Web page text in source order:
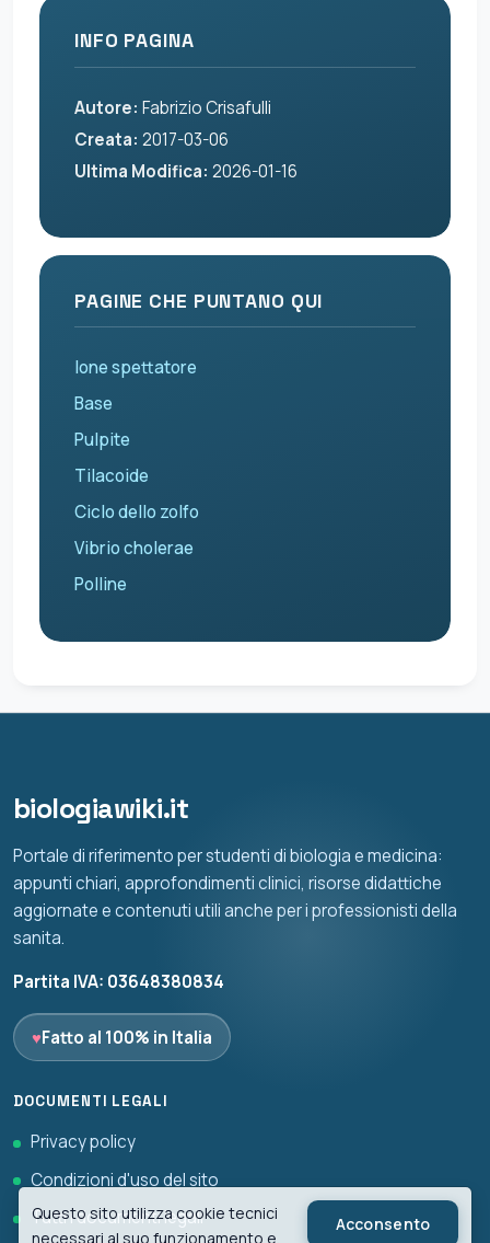
INFO PAGINA
Autore: Fabrizio Crisafulli
Creata: 2017-03-06
Ultima Modifica: 2026-01-16
PAGINE CHE PUNTANO QUI
Ione spettatore
Base
Pulpite
Tilacoide
Ciclo dello zolfo
Vibrio cholerae
Polline
biologiawiki.it
Portale di riferimento per studenti di biologia e medicina:
appunti chiari, approfondimenti clinici, risorse didattiche
aggiornate e contenuti utili anche per i professionisti della
sanita.
Partita IVA: 03648380834
♥Fatto al 100% in Italia
DOCUMENTI LEGALI
Privacy policy
Condizioni d'uso del sito
Tutti i documenti legali
Questo sito utilizza cookie tecnici
necessari al suo funzionamento e,
Acconsento